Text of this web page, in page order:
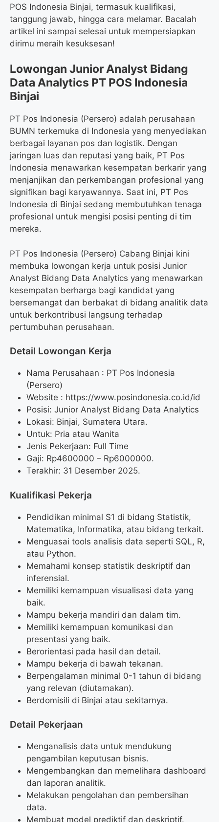
POS Indonesia Binjai, termasuk kualifikasi,
tanggung jawab, hingga cara melamar. Bacalah
artikel ini sampai selesai untuk mempersiapkan
dirimu meraih kesuksesan!
Lowongan Junior Analyst Bidang
Data Analytics PT POS Indonesia
Binjai
PT Pos Indonesia (Persero) adalah perusahaan
BUMN terkemuka di Indonesia yang menyediakan
berbagai layanan pos dan logistik. Dengan
jaringan luas dan reputasi yang baik, PT Pos
Indonesia menawarkan kesempatan berkarir yang
menjanjikan dan perkembangan profesional yang
signifikan bagi karyawannya. Saat ini, PT Pos
Indonesia di Binjai sedang membutuhkan tenaga
profesional untuk mengisi posisi penting di tim
mereka.
PT Pos Indonesia (Persero) Cabang Binjai kini
membuka lowongan kerja untuk posisi Junior
Analyst Bidang Data Analytics yang menawarkan
kesempatan berharga bagi kandidat yang
bersemangat dan berbakat di bidang analitik data
untuk berkontribusi langsung terhadap
pertumbuhan perusahaan.
Detail Lowongan Kerja
Nama Perusahaan : PT Pos Indonesia
(Persero)
Website : https://www.posindonesia.co.id/id
Posisi: Junior Analyst Bidang Data Analytics
Lokasi: Binjai, Sumatera Utara.
Untuk: Pria atau Wanita
Jenis Pekerjaan: Full Time
Gaji: Rp4600000 – Rp6000000.
Terakhir: 31 Desember 2025.
Kualifikasi Pekerja
Pendidikan minimal S1 di bidang Statistik,
Matematika, Informatika, atau bidang terkait.
Menguasai tools analisis data seperti SQL, R,
atau Python.
Memahami konsep statistik deskriptif dan
inferensial.
Memiliki kemampuan visualisasi data yang
baik.
Mampu bekerja mandiri dan dalam tim.
Memiliki kemampuan komunikasi dan
presentasi yang baik.
Berorientasi pada hasil dan detail.
Mampu bekerja di bawah tekanan.
Berpengalaman minimal 0-1 tahun di bidang
yang relevan (diutamakan).
Berdomisili di Binjai atau sekitarnya.
Detail Pekerjaan
Menganalisis data untuk mendukung
pengambilan keputusan bisnis.
Mengembangkan dan memelihara dashboard
dan laporan analitik.
Melakukan pengolahan dan pembersihan
data.
Membuat model prediktif dan deskriptif.